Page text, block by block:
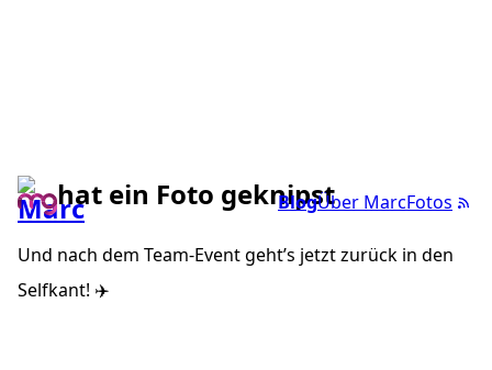
BlogÜber MarcFotos
hat ein Foto geknipst
Und nach dem Team-Event geht’s jetzt zurück in den
Selfkant! ✈️